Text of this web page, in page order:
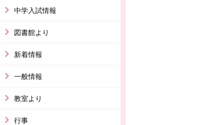
中学入試情報
図書館より
新着情報
一般情報
教室より
行事